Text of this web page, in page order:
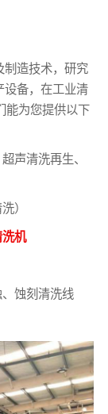
制造技术，研究
设备，在工业清
能为您提供以下
声清洗再生、
）
机
蚀刻清洗线